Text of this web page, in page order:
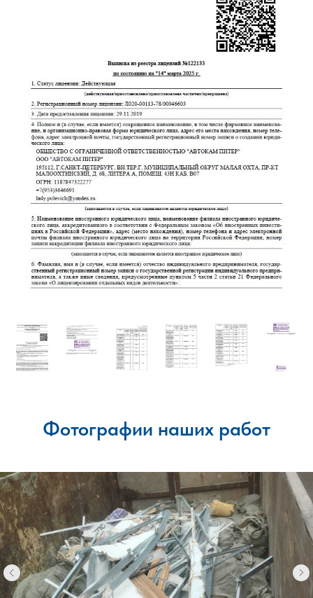
Фотографии наших работ